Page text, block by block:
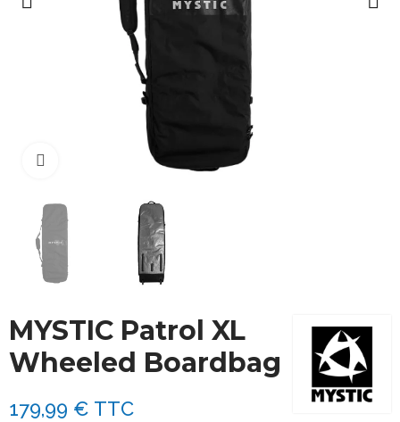
Cliquez pour agrandir
MYSTIC Patrol XL
Wheeled Boardbag
179,99 € TTC